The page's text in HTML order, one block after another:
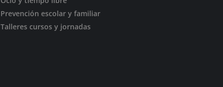
Prevención escolar y familiar
Talleres cursos y jornadas